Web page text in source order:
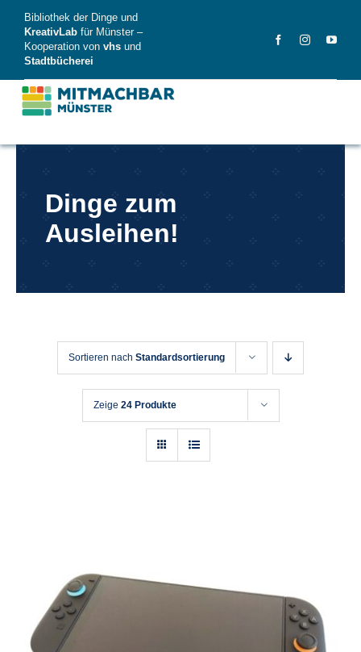
content
Bibliothek der Dinge und
KreativLab für Münster –
Kooperation von vhs und
Stadtbücherei
Dinge
FAQ
Dinge zum
Ausleihen!
Sortieren nach Standardsortierung
Zeige 24 Produkte